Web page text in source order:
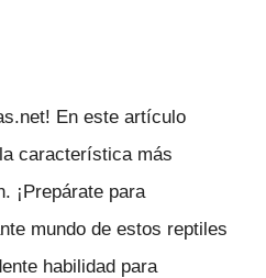
En este artículo
característica más
¡Prepárate para
mundo de estos reptiles
habilidad para